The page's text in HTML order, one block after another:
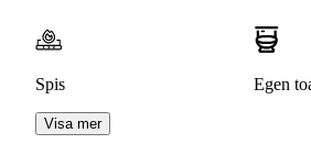
Spis Egen
Visa mer